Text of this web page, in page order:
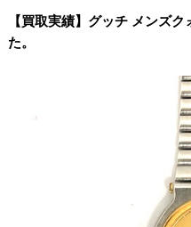
【買取実績】グッチ メンズ
た。